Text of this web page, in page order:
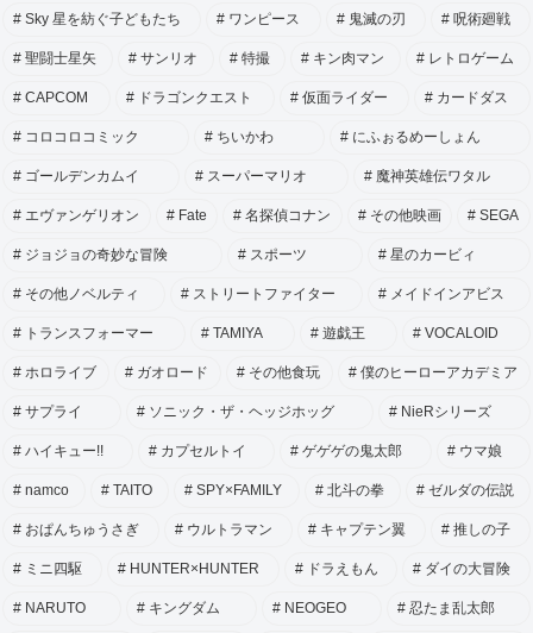
Sky 星を紡ぐ子どもたち ワンピース 鬼滅の刃 呪術廻戦
聖闘士星矢 サンリオ 特撮 キン肉マン レトロゲーム
CAPCOM ドラゴンクエスト 仮面ライダー カードダス
コロコロコミック ちいかわ にふぉるめーしょん
ゴールデンカムイ スーパーマリオ 魔神英雄伝ワタル
エヴァンゲリオン Fate 名探偵コナン その他映画 SEGA
ジョジョの奇妙な冒険 スポーツ 星のカービィ
その他ノベルティ ストリートファイター メイドインアビス
トランスフォーマー TAMIYA 遊戯王 VOCALOID
ホロライブ ガオロード その他食玩 僕のヒーローアカデミア
サプライ ソニック・ザ・ヘッジホッグ NieRシリーズ
ハイキュー!! カプセルトイ ゲゲゲの鬼太郎 ウマ娘
namco TAITO SPY×FAMILY 北斗の拳 ゼルダの伝説
おぱんちゅうさぎ ウルトラマン キャプテン翼 推しの子
ミニ四駆 HUNTER×HUNTER ドラえもん ダイの大冒険
NARUTO キングダム NEOGEO 忍たま乱太郎